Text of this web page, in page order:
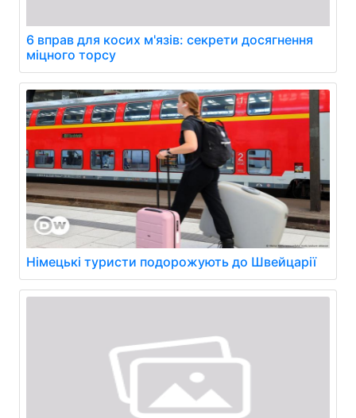
6 вправ для косих м'язів: секрети досягнення
міцного торсу
Німецькі туристи подорожують до Швейцарії